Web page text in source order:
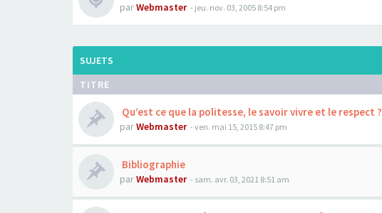
parWebmaster - jeu. nov. 03, 2005 8:54 pm
SUJETS
TITRE
Qu’est ce que la politesse, le savoir vivre et le respect ?
parWebmaster - ven. mai 15, 2015 8:47 pm
Bibliographie
parWebmaster - sam. avr. 03, 2021 8:51 am